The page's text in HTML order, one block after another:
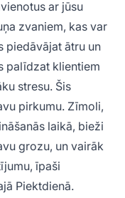
ar jūsu
zvaniem, kas var
piedāvājat ātru un
palīdzat klientiem
stresu. Šis
pirkumu. Zīmoli,
laikā, bieži
grozu, un vairāk
īpaši
Piektdienā.